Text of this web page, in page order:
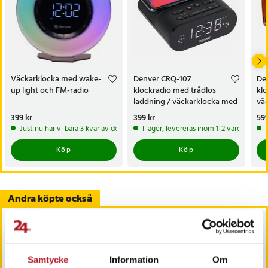
Samtycke Information Om
Artikelnummer:104183
Väckarklocka med wake-
up light och FM-radio
Pris:399 kr
399 kr
Just nu har vi bara 3 kvar av denna produkt
Köp
Denver CRQ-107
klockradio med trådlös
laddning / väckarklocka med
radio / alarmklocka Qi
Pris:399 kr
399 kr
I lager, levereras inom 1-2 vardagar
Köp
Andra köpte också
BÄSTSÄLJARE